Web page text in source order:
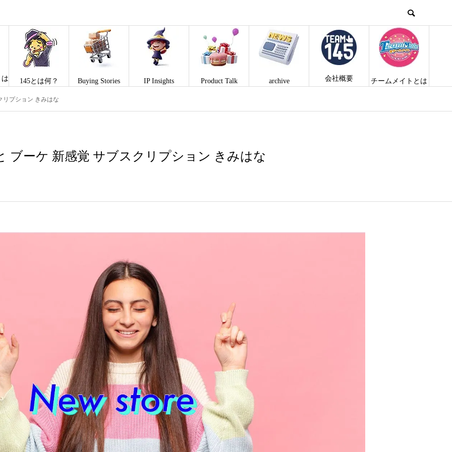
は 145とは何？ Buying Stories IP Insights Product Talk archive 会社概要 チームメイトとは
リプション きみはな
ブーケ 新感覚 サブスクリプション きみはな